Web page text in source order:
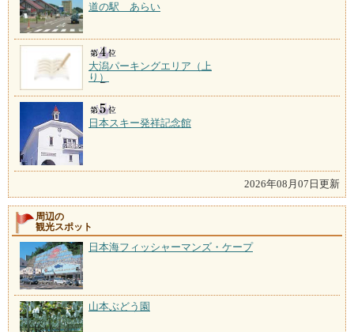
道の駅 あらい
大潟パーキングエリア（上
り）
日本スキー発祥記念館
2026年08月07日更新
周辺の
観光スポット
日本海フィッシャーマンズ・ケープ
山本ぶどう園